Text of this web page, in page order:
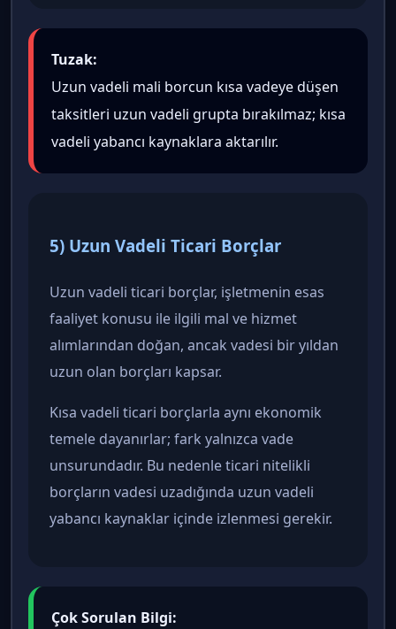
Tuzak:
Uzun vadeli mali borcun kısa vadeye düşen
taksitleri uzun vadeli grupta bırakılmaz; kısa
vadeli yabancı kaynaklara aktarılır.
5) Uzun Vadeli Ticari Borçlar
Uzun vadeli ticari borçlar, işletmenin esas
faaliyet konusu ile ilgili mal ve hizmet
alımlarından doğan, ancak vadesi bir yıldan
uzun olan borçları kapsar.
Kısa vadeli ticari borçlarla aynı ekonomik
temele dayanırlar; fark yalnızca vade
unsurundadır. Bu nedenle ticari nitelikli
borçların vadesi uzadığında uzun vadeli
yabancı kaynaklar içinde izlenmesi gerekir.
Çok Sorulan Bilgi: